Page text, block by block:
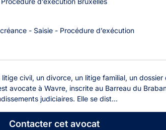
- Saisie - Procédure d’exécution
civil, un divorce, un litige familial, un dossier
avocate à Wavre, inscrite au Barreau du
judiciaires. Elle se dist...
Contactercet avocat